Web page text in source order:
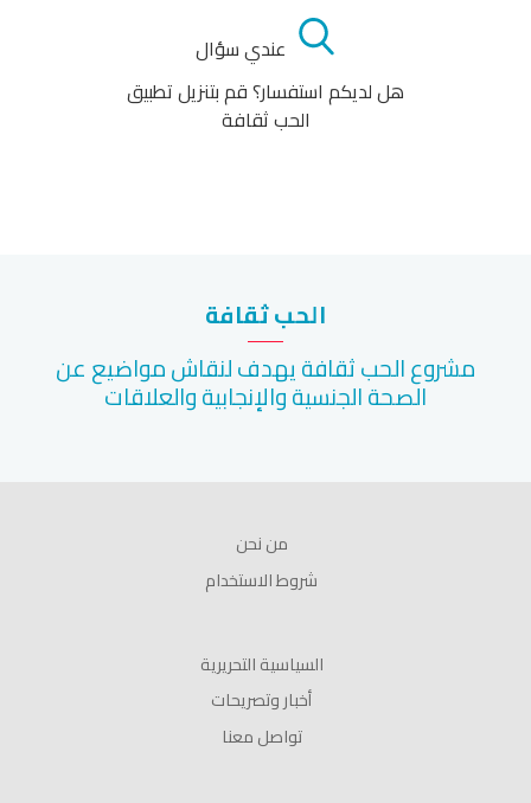
عندي سؤال
هل لديكم استفسار؟ قم بتنزيل تطبيق
الحب ثقافة
الحب ثقافة
مشروع الحب ثقافة يهدف لنقاش مواضيع عن
الصحة الجنسية والإنجابية والعلاقات
من نحن
شروط الاستخدام
السياسية التحريرية
أخبار وتصريحات
تواصل معنا